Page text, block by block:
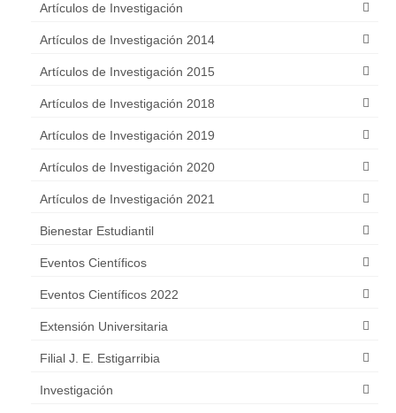
Transparencia
Ley N° 5.189/2014
Ley N° 5282/2014
MECIP
Artículos de Investigación
Artículos de Investigación 2014
Artículos de Investigación 2015
Artículos de Investigación 2018
Artículos de Investigación 2019
Artículos de Investigación 2020
Artículos de Investigación 2021
Bienestar Estudiantil
Eventos Científicos
Eventos Científicos 2022
Extensión Universitaria
Filial J. E. Estigarribia
Investigación